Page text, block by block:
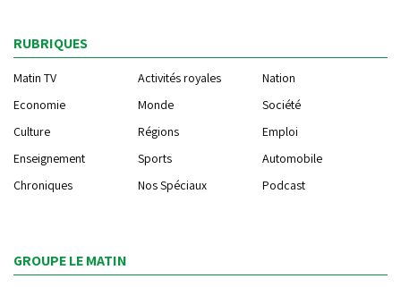
RUBRIQUES
Matin TV Activités royales
Nation
Economie
Monde
Société
Culture
Régions
Emploi
Enseignement
Sports
Automobile
Chroniques
Nos Spéciaux Podcast
GROUPE LE MATIN